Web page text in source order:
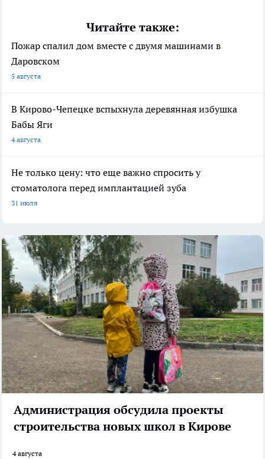
Читайте также:
Пожар спалил дом вместе с двумя машинами в
Даровском
5 августа
В Кирово-Чепецке вспыхнула деревянная избушка
Бабы Яги
4 августа
Не только цену: что еще важно спросить у
стоматолога перед имплантацией зуба
31 июля
Администрация обсудила проекты
строительства новых школ в Кирове
4 августа